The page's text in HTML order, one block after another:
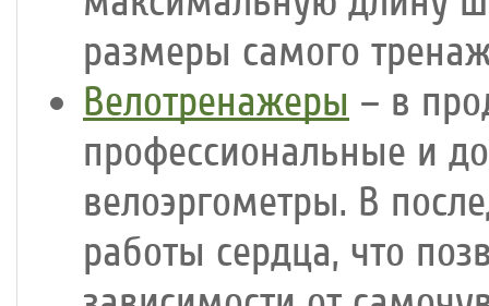
размеры самого
Велотренажеры – в
профессиональные и
велоэргометры. В
работы сердца, что